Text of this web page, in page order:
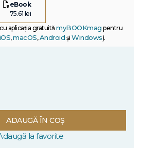
eBook
75.61 lei
aplicația gratuitămyBOOKmag pentru
,macOS,Android și Windows).
ADAUGĂ ÎN COȘ
la favorite